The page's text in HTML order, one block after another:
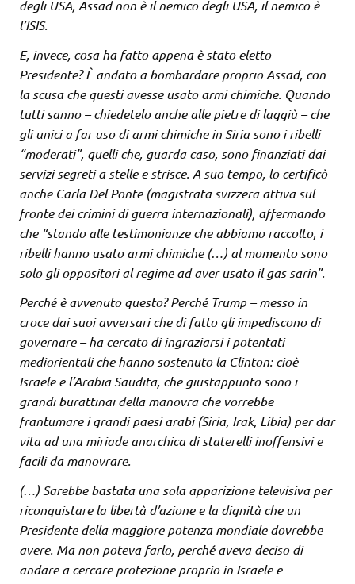
degli USA, Assad non è il nemico degli USA, il nemico è
l’ISIS.
E, invece, cosa ha fatto appena è stato eletto
Presidente? È andato a bombardare proprio Assad, con
la scusa che questi avesse usato armi chimiche. Quando
tutti sanno – chiedetelo anche alle pietre di laggiù – che
gli unici a far uso di armi chimiche in Siria sono i ribelli
“moderati”, quelli che, guarda caso, sono finanziati dai
servizi segreti a stelle e strisce. A suo tempo, lo certificò
anche Carla Del Ponte (magistrata svizzera attiva sul
fronte dei crimini di guerra internazionali), affermando
che “stando alle testimonianze che abbiamo raccolto, i
ribelli hanno usato armi chimiche (…) al momento sono
solo gli oppositori al regime ad aver usato il gas sarin”.
Perché è avvenuto questo? Perché Trump – messo in
croce dai suoi avversari che di fatto gli impediscono di
governare – ha cercato di ingraziarsi i potentati
mediorientali che hanno sostenuto la Clinton: cioè
Israele e l’Arabia Saudita, che giustappunto sono i
grandi burattinai della manovra che vorrebbe
frantumare i grandi paesi arabi (Siria, Irak, Libia) per dar
vita ad una miriade anarchica di staterelli inoffensivi e
facili da manovrare.
(…) Sarebbe bastata una sola apparizione televisiva per
riconquistare la libertà d’azione e la dignità che un
Presidente della maggiore potenza mondiale dovrebbe
avere. Ma non poteva farlo, perché aveva deciso di
andare a cercare protezione proprio in Israele e